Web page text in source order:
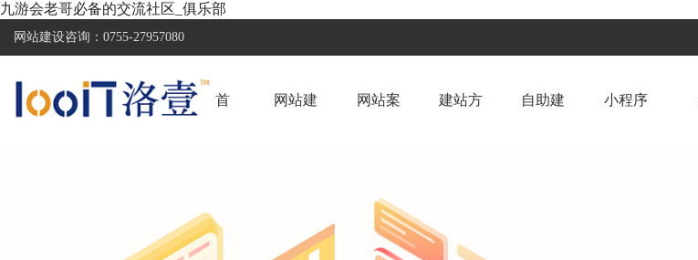
九游会老哥必备的交流社区_俱乐部
网站建设咨询： 0755-27957080
首 网站建 网站案 建站方 自助建 小程序